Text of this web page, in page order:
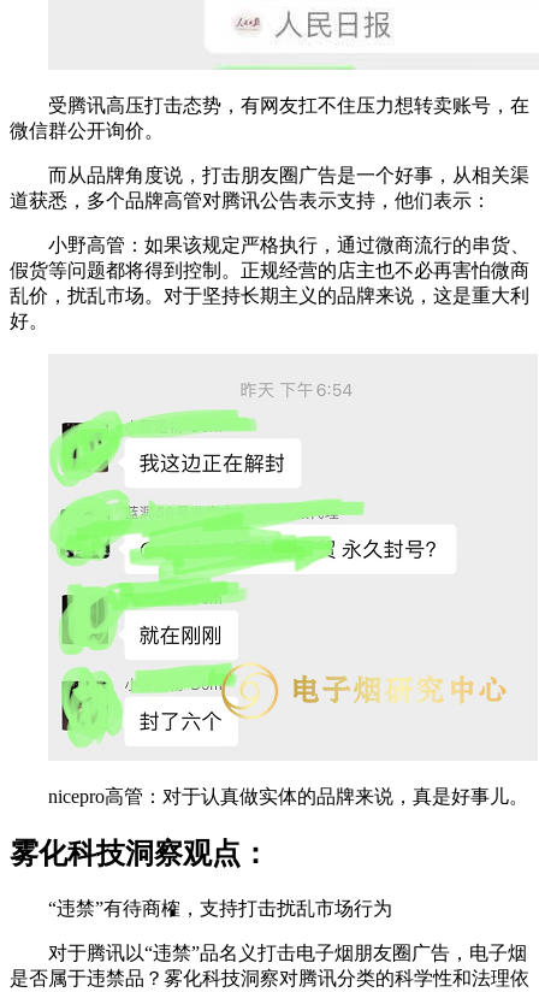
受腾讯高压打击态势，有网友扛不住压力想转卖账号，在
微信群公开询价。
而从品牌角度说，打击朋友圈广告是一个好事，从相关渠
道获悉，多个品牌高管对腾讯公告表示支持，他们表示：
小野高管：如果该规定严格执行，通过微商流行的串货、
假货等问题都将得到控制。正规经营的店主也不必再害怕微商
乱价，扰乱市场。对于坚持长期主义的品牌来说，这是重大利
好。
nicepro高管：对于认真做实体的品牌来说，真是好事儿。
雾化科技洞察观点：
“违禁”有待商榷，支持打击扰乱市场行为
对于腾讯以“违禁”品名义打击电子烟朋友圈广告，电子烟
是否属于违禁品？雾化科技洞察对腾讯分类的科学性和法理依